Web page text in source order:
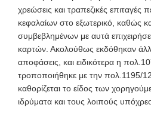
χρεώσεις και τραπεζικές επιταγές
κεφαλαίων στο εξωτερικό, καθώς
συμβεβλημένων με αυτά
καρτών. Ακολούθως εκδόθηκαν
αποφάσεις, και ειδικότερα η
τροποποιήθηκε με την πολ.1195/
καθορίζεται το είδος των
ιδρύματα και τους λοιπούς